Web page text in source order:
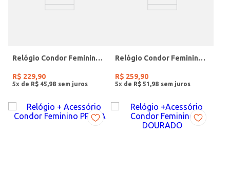
Relógio Condor Feminino PRATA
R$ 229,90
5x de R$ 45 98
Relógio Condor Feminino DOURADO
R$ 259,90
5x de R$ 51 98